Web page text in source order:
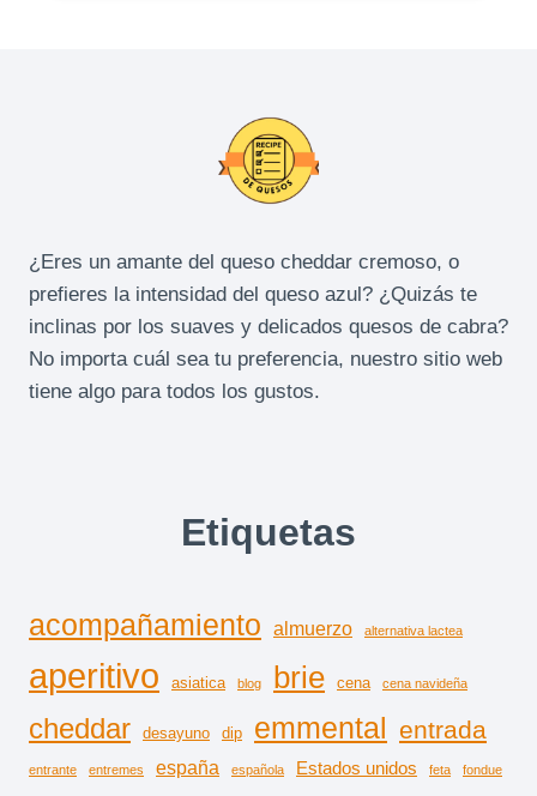
¿Eres un amante del queso cheddar cremoso, o
prefieres la intensidad del queso azul? ¿Quizás te
inclinas por los suaves y delicados quesos de cabra?
No importa cuál sea tu preferencia, nuestro sitio web
tiene algo para todos los gustos.
Etiquetas
acompañamiento almuerzo alternativa lactea
aperitivo asiatica blog brie cena cena navideña
cheddar desayuno dip emmental entrada
entrante entremes españa española Estados unidos feta fondue